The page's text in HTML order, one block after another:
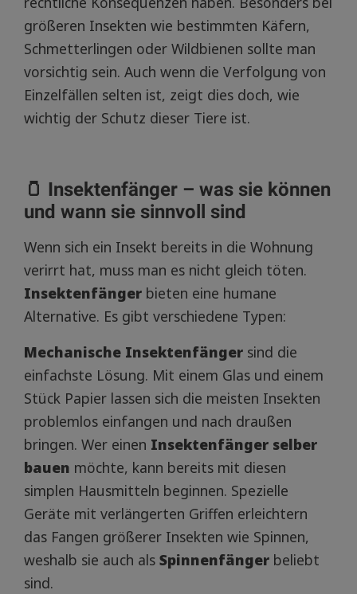
größeren Insekten wie bestimmten Käfern,
Schmetterlingen oder Wildbienen sollte man
vorsichtig sein. Auch wenn die Verfolgung von
Einzelfällen selten ist, zeigt dies doch, wie
wichtig der Schutz dieser Tiere ist.
🫙 Insektenfänger – was sie können
und wann sie sinnvoll sind
Wenn sich ein Insekt bereits in die Wohnung
verirrt hat, muss man es nicht gleich töten.
Insektenfänger bieten eine humane
Alternative. Es gibt verschiedene Typen:
Mechanische Insektenfänger sind die
einfachste Lösung. Mit einem Glas und einem
Stück Papier lassen sich die meisten Insekten
problemlos einfangen und nach draußen
bringen. Wer einen Insektenfänger selber
bauen möchte, kann bereits mit diesen
simplen Hausmitteln beginnen. Spezielle
Geräte mit verlängerten Griffen erleichtern
das Fangen größerer Insekten wie Spinnen,
weshalb sie auch als Spinnenfänger beliebt
sind.